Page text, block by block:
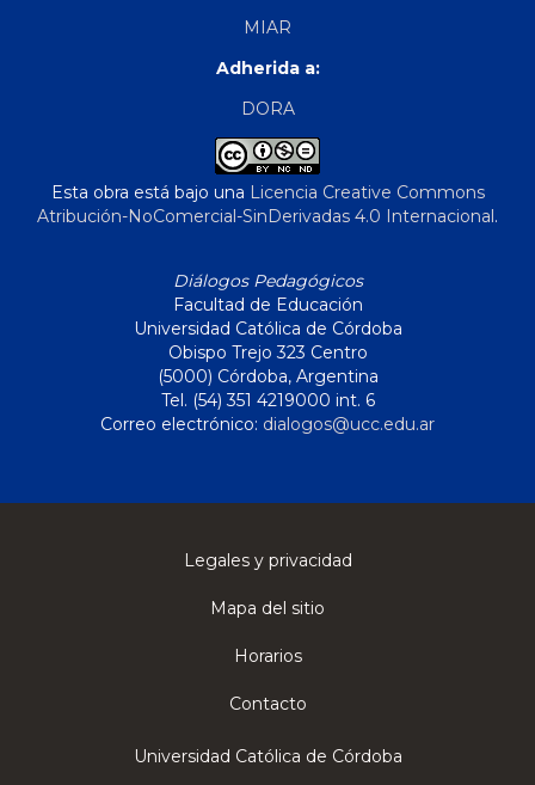
MIAR
Adherida a:
DORA
Esta obra está bajo una Licencia Creative Commons
Atribución-NoComercial-SinDerivadas 4.0 Internacional.
Diálogos Pedagógicos
Facultad de Educación
Universidad Católica de Córdoba
Obispo Trejo 323 Centro
(5000) Córdoba, Argentina
Tel. (54) 351 4219000 int. 6
Correo electrónico: dialogos@ucc.edu.ar
Legales y privacidad
Mapa del sitio
Horarios
Contacto
Universidad Católica de Córdoba